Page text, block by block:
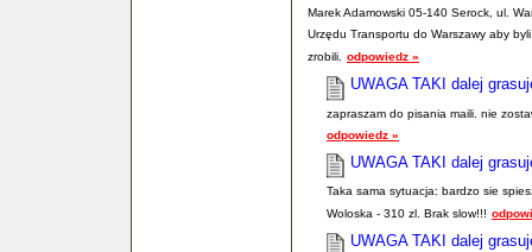
Marek Adamowski 05-140 Serock, ul.
Urzędu Transportu do Warszawy aby
zrobili. odpowiedz »
UWAGA TAKI dalej
zapraszam do pisania maili. nie
odpowiedz »
UWAGA TAKI dalej
Taka sama sytuacja: bardzo sie
Woloska - 310 zl. Brak slow!!!
UWAGA TAKI dalej